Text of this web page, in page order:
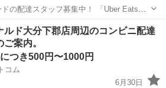
の配達スタッフ募集中！ 「Uber Eats」
専用アプリを使ってお仕事するスタイル
から、受けるかどうかを自由に選べます！
スタッフ
ルド大分下郡店周辺のコンビニ配達
ご案内。
つき500円〜1000円
コム
6月30日